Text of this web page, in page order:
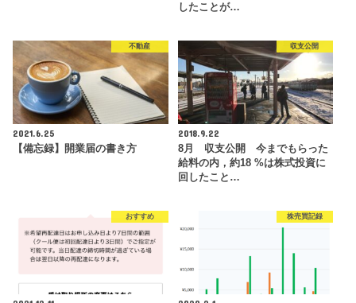
したことが…
不動産
2021.6.25
【備忘録】開業届の書き方
収支公開
2018.9.22
8月 収支公開 今までもらった
給料の内，約18 %は株式投資に
回したこと…
おすすめ 株売買記録